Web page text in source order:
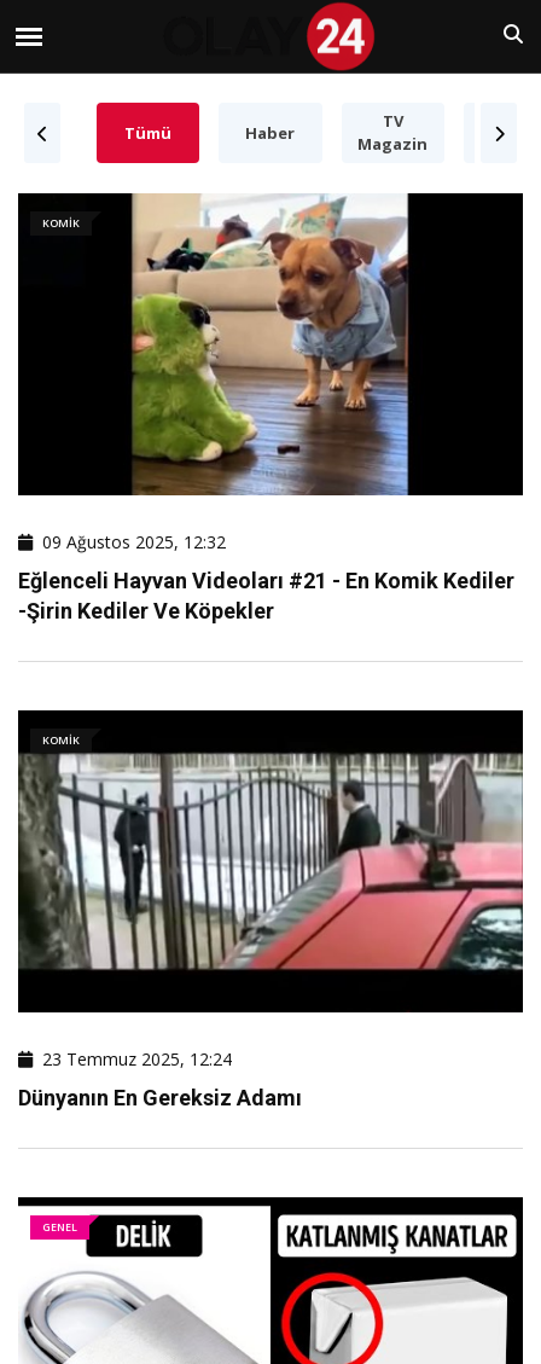
Tümü Haber
TV
Magazin
Süper
KOMIK
09 Ağustos 2025, 12:32
Eğlenceli Hayvan Videoları #21 - En Komik Kediler
-şirin Kediler Ve Köpekler
KOMIK
23 Temmuz 2025, 12:24
Dünyanın En Gereksiz Adamı
GENEL